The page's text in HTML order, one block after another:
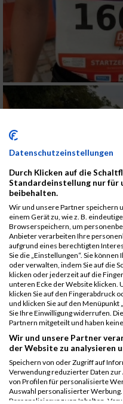
ALBUM B2RUN KÖLN /
Datenschutzeinstellungen
Durch Klicken auf die
Standardeinstellung nur
beibehalten.
Wir und unsere Partner speichern
einem Gerät zu, wie z. B.
Browserspeichern, um
Anbieter verarbeiten Ihre
aufgrund eines berechtigten
Sie die „Einstellungen“. Sie
oder verwalten, indem Sie auf die
klicken oder jederzeit auf die
unteren Ecke der Website klicken.
klicken Sie auf den Fingerabdruck
und klicken Sie auf den Menüpunkt
Sie Ihre Einwilligung widerrufen.
Partnern mitgeteilt und haben
Wir und unsere Partner
der Website zu analysieren
Speichern von oder Zugriff auf
Verwendung reduzierter Daten
von Profilen für personalisierte
Auswahl personalisierter
Personalisierung von Inhalten.